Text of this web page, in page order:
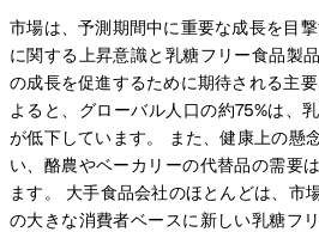
市場は、予測期間中に重要な成長を目
に関する上昇意識と乳糖フリー食品製
の成長を促進するために期待される主
よると、グローバル人口の約75%は、
が低下しています。 また、健康上の懸
い、酪農やベーカリーの代替品の需要
ます。 大手食品会社のほとんどは、市
の大きな消費者ベースに新しい乳糖フ